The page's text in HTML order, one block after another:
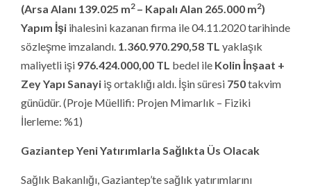
Gaziantep son yıllarda kazandığı yatımlarla sağlık
hizmetleri alanında sınıf atlamaya devam ediyor.
Gaziantep Şehir Hastanesi’nin inşaatı devam ederken,